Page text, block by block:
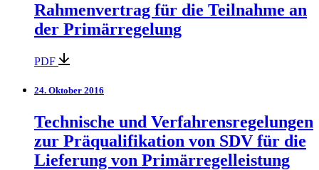
Rahmenvertrag für die Teilnahme an
der Primärregelung
PDF
24. Oktober 2016
Technische und Verfahrensregelungen
zur Präqualifikation von SDV für die
Lieferung von Primärregelleistung